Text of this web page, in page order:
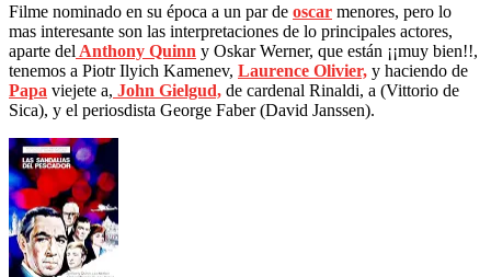
Filme nominado en su época a un par de oscar menores, pero lo
mas interesante son las interpretaciones de lo principales actores,
aparte del Anthony Quinn y Oskar Werner, que están ¡¡muy bien!!,
tenemos a Piotr Ilyich Kamenev, Laurence Olivier, y haciendo de
Papa viejete a, John Gielgud, de cardenal Rinaldi, a (Vittorio de
Sica), y el periosdista George Faber (David Janssen).